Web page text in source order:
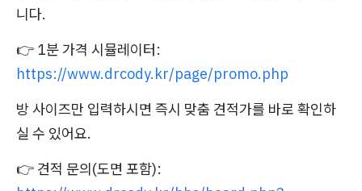
니다.
👉 1분 가격 시뮬레이터:
https://www.drcody.kr/page/promo.php
방 사이즈만 입력하시면 즉시 맞춤 견적가를 바로 확인하
실 수 있어요.
👉 견적 문의(도면 포함):